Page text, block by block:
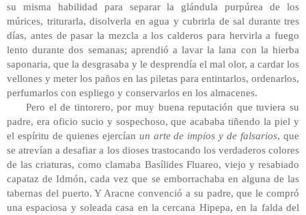
su misma habilidad para separar la glándula purpúrea de los
múrices, triturarla, disolverla en agua y cubrirla de sal durante tres
días, antes de pasar la mezcla a los calderos para hervirla a fuego
lento durante dos semanas; aprendió a lavar la lana con la hierba
saponaria, que la desgrasaba y le desprendía el mal olor, a cardar los
vellones y meter los paños en las piletas para entintarlos, ordenarlos,
perfumarlos con espliego y conservarlos en los almacenes.
Pero el de tintorero, por muy buena reputación que tuviera su
padre, era oficio sucio y sospechoso, que acababa tiñendo la piel y
el espíritu de quienes ejercían un arte de impíos y de falsarios, que
se atrevían a desafiar a los dioses trastocando los verdaderos colores
de las criaturas, como clamaba Basílides Fluareo, viejo y resabiado
capataz de Idmón, cada vez que se emborrachaba en alguna de las
tabernas del puerto. Y Aracne convenció a su padre, que le compró
una espaciosa y soleada casa en la cercana Hipepa, en la falda del